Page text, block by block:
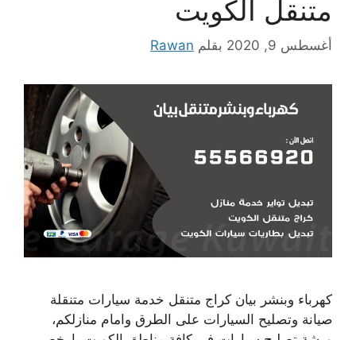
متنقل الكويت
أغسطس 9, 2020 بقلم Rawan
كهرباء وبنشر بيان كراج متنقل خدمة سيارات متنقلة
صيانة وتصليح السيارات على الطرق وامام منازلكم،